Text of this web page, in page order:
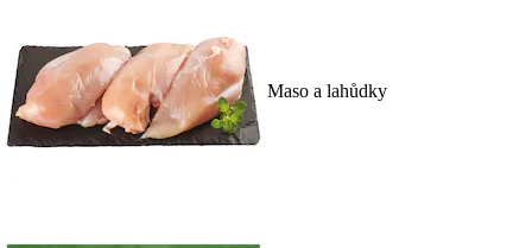
Maso a lahůdky